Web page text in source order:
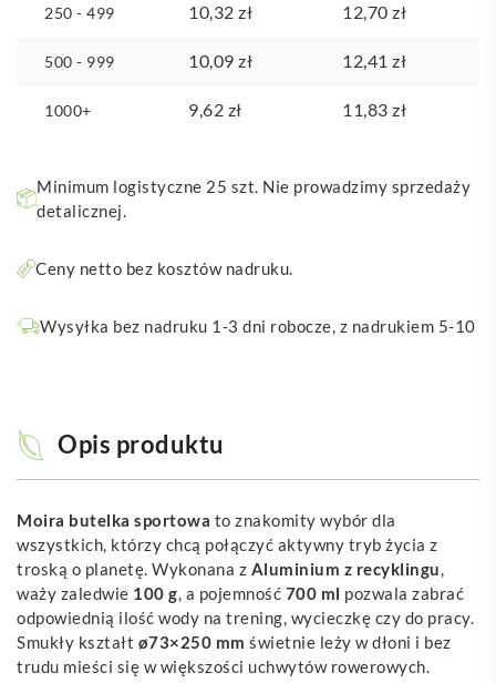
250 - 499 10,32 zł 12,70 zł
500 - 999 10,09 zł 12,41 zł
1000+ 9,62 zł 11,83 zł
Minimum logistyczne 25 szt. Nie prowadzimy sprzedaży
detalicznej.
Ceny netto bez kosztów nadruku.
Wysyłka bez nadruku 1-3 dni robocze, z nadrukiem 5-10
Opis produktu
Moira butelka sportowa to znakomity wybór dla
wszystkich, którzy chcą połączyć aktywny tryb życia z
troską o planetę. Wykonana z Aluminium z recyklingu,
waży zaledwie 100 g, a pojemność 700 ml pozwala zabrać
odpowiednią ilość wody na trening, wycieczkę czy do pracy.
Smukły kształt ø73×250 mm świetnie leży w dłoni i bez
trudu mieści się w większości uchwytów rowerowych.